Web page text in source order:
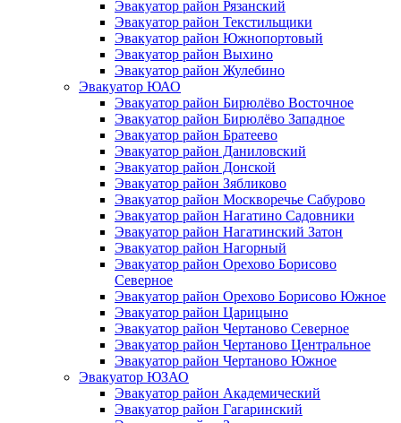
Эвакуатор район Рязанский
Эвакуатор район Текстильщики
Эвакуатор район Южнопортовый
Эвакуатор район Выхино
Эвакуатор район Жулебино
Эвакуатор ЮАО
Эвакуатор район Бирюлёво Восточное
Эвакуатор район Бирюлёво Западное
Эвакуатор район Братеево
Эвакуатор район Даниловский
Эвакуатор район Донской
Эвакуатор район Зябликово
Эвакуатор район Москворечье Сабурово
Эвакуатор район Нагатино Cадовники
Эвакуатор район Нагатинский Затон
Эвакуатор район Нагорный
Эвакуатор район Орехово Борисово
Северное
Эвакуатор район Орехово Борисово Южное
Эвакуатор район Царицыно
Эвакуатор район Чертаново Северное
Эвакуатор район Чертаново Центральное
Эвакуатор район Чертаново Южное
Эвакуатор ЮЗАО
Эвакуатор район Академический
Эвакуатор район Гагаринский